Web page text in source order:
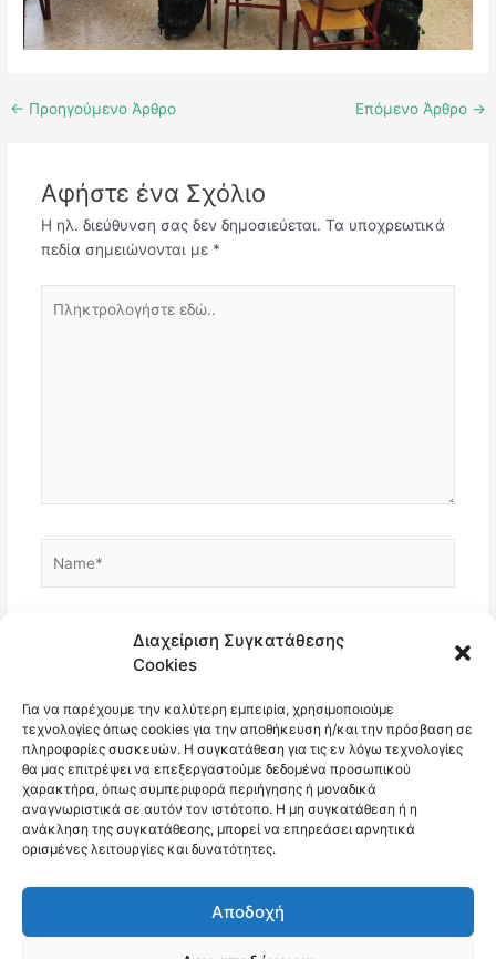
Διαχείριση Συγκατάθεσης
Cookies
Για να παρέχουμε την καλύτερη εμπειρία, χρησιμοποιούμε
τεχνολογίες όπως cookies για την αποθήκευση ή/και την πρόσβαση σε
πληροφορίες συσκευών. Η συγκατάθεση για τις εν λόγω τεχνολογίες
θα μας επιτρέψει να επεξεργαστούμε δεδομένα προσωπικού
χαρακτήρα, όπως συμπεριφορά περιήγησης ή μοναδικά
αναγνωριστικά σε αυτόν τον ιστότοπο. Η μη συγκατάθεση ή η
ανάκληση της συγκατάθεσης, μπορεί να επηρεάσει αρνητικά
ορισμένες λειτουργίες και δυνατότητες.
Αποδοχή
← Προηγούμενο Άρθρο Επόμενο Άρθρο →
Αφήστε ένα Σχόλιο
Η ηλ. διεύθυνση σας δεν δημοσιεύεται. Τα υποχρεωτικά
πεδία σημειώνονται με *
εδώ..
Ιστότοπος